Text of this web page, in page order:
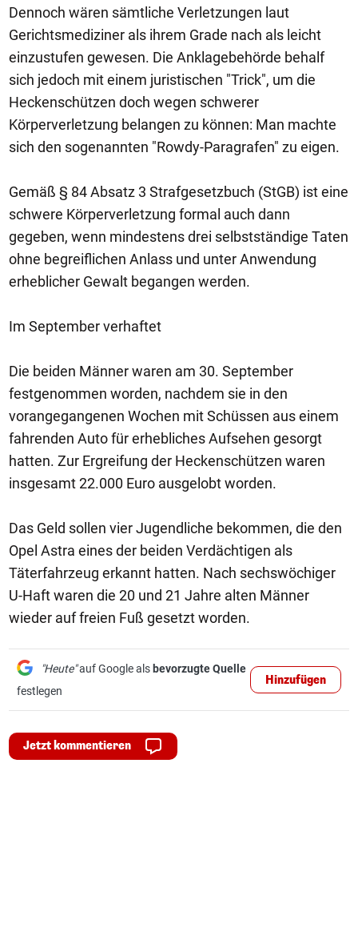
Dennoch wären sämtliche Verletzungen laut
Gerichtsmediziner als ihrem Grade nach als leicht
einzustufen gewesen. Die Anklagebehörde behalf
sich jedoch mit einem juristischen "Trick", um die
Heckenschützen doch wegen schwerer
Körperverletzung belangen zu können: Man machte
sich den sogenannten "Rowdy-Paragrafen" zu eigen.
Gemäß § 84 Absatz 3 Strafgesetzbuch (StGB) ist eine
schwere Körperverletzung formal auch dann
gegeben, wenn mindestens drei selbstständige Taten
ohne begreiflichen Anlass und unter Anwendung
erheblicher Gewalt begangen werden.
Im September verhaftet
Die beiden Männer waren am 30. September
festgenommen worden, nachdem sie in den
vorangegangenen Wochen mit Schüssen aus einem
fahrenden Auto für erhebliches Aufsehen gesorgt
hatten. Zur Ergreifung der Heckenschützen waren
insgesamt 22.000 Euro ausgelobt worden.
Das Geld sollen vier Jugendliche bekommen, die den
Opel Astra eines der beiden Verdächtigen als
Täterfahrzeug erkannt hatten. Nach sechswöchiger
U-Haft waren die 20 und 21 Jahre alten Männer
wieder auf freien Fuß gesetzt worden.
"Heute"auf Google als bevorzugte Quelle
festlegen
Hinzufügen
Jetzt kommentieren